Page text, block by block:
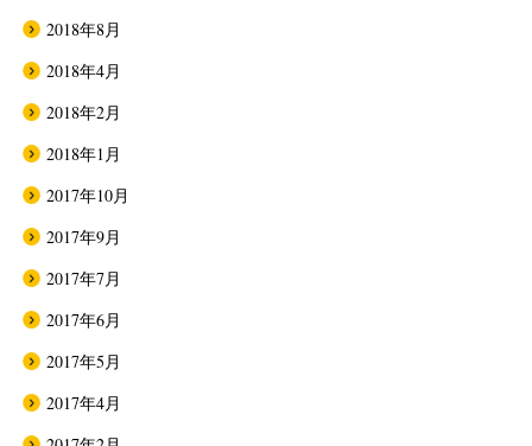
2018年8月
2018年4月
2018年2月
2018年1月
2017年10月
2017年9月
2017年7月
2017年6月
2017年5月
2017年4月